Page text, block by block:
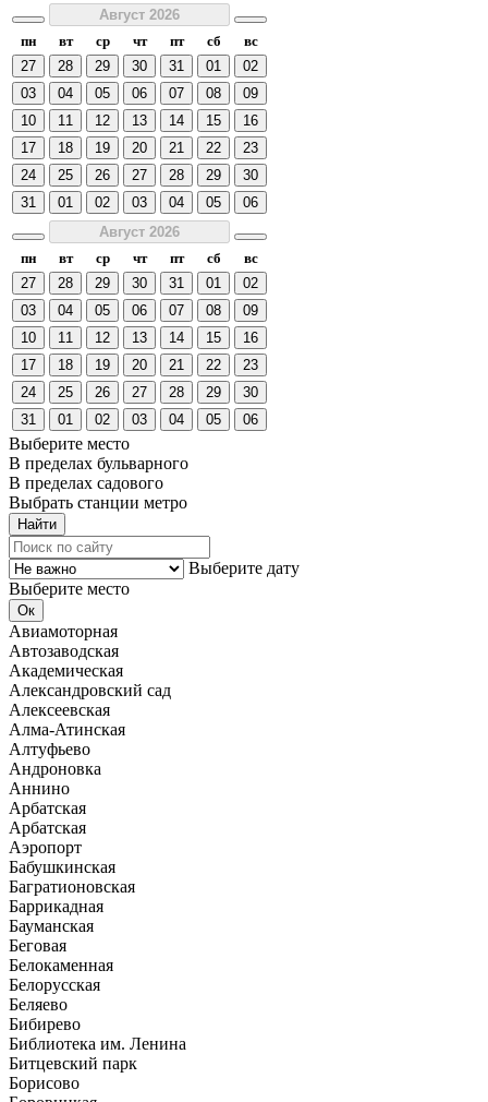
Август 2026
пн
вт ср чт пт сб
вс
27
28 29 30 31 01
02
03
04 05 06 07 08
09
10
11 12 13 14 15
16
17
18 19 20 21 22
23
24
25 26 27 28 29
30
31
01 02 03 04 05
06
Август 2026
пн
вт ср чт пт сб
вс
27
28 29 30 31 01
02
03
04 05 06 07 08
09
10
11 12 13 14 15
16
17
18 19 20 21 22
23
24
25 26 27 28 29
30
31
01 02 03 04 05 06
Выберите место
В пределах бульварного
В пределах садового
Выбрать станции метро
Выберите дату
Выберите место
Авиамоторная
Автозаводская
Академическая
Александровский сад
Алексеевская
Алма-Атинская
Алтуфьево
Андроновка
Аннино
Арбатская
Арбатская
Аэропорт
Бабушкинская
Багратионовская
Баррикадная
Бауманская
Беговая
Белокаменная
Белорусская
Беляево
Бибирево
Библиотека им. Ленина
Битцевский парк
Борисово